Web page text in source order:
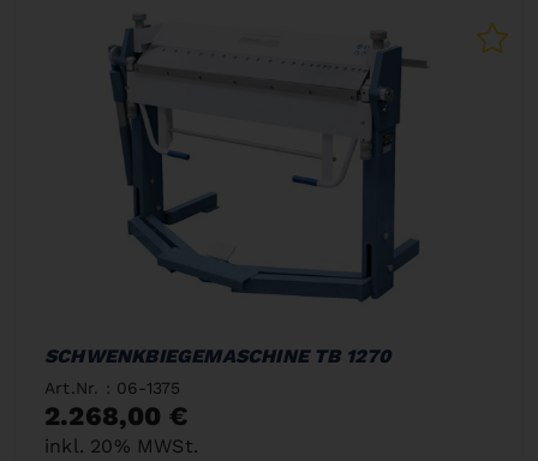
SCHWENKBIEGEMASCHINE TB 1270
Art.Nr. : 06-1375
2.268,00 €
inkl. 20% MWSt.